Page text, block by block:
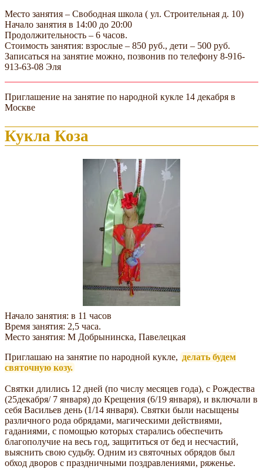
Место занятия – Свободная школа ( ул. Строительная д. 10)
Начало занятия в 14:00 до 20:00
Продолжительность – 6 часов.
Стоимость занятия: взрослые – 850 руб., дети – 500 руб.
Записаться на занятие можно, позвонив по телефону 8-916-
913-63-08 Эля
Приглашение на занятие по народной кукле 14 декабря в
Москве
Кукла Коза
Начало занятия: в 11 часов
Время занятия: 2,5 часа.
Место занятия: М Добрынинска, Павелецкая
Приглашаю на занятие по народной кукле, делать будем
святочную козу.
Святки длились 12 дней (по числу месяцев года), с Рождества
(25декабря/ 7 января) до Крещения (6/19 января), и включали в
себя Васильев день (1/14 января). Святки были насыщены
различного рода обрядами, магическими действиями,
гаданиями, с помощью которых старались обеспечить
благополучие на весь год, защититься от бед и несчастий,
выяснить свою судьбу. Одним из святочных обрядов был
обход дворов с праздничными поздравлениями, ряженье.